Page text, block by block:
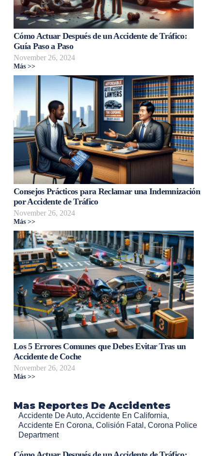
Cómo Actuar Después de un Accidente de Tráfico:
Guía Paso a Paso
November 26, 2024
Más >>
Consejos Prácticos para Reclamar una Indemnización
por Accidente de Tráfico
November 26, 2024
Más >>
Los 5 Errores Comunes que Debes Evitar Tras un
Accidente de Coche
November 26, 2024
Más >>
Mas Reportes De Accidentes
Accidente De Auto, Accidente En California,
Accidente En Corona, Colisión Fatal , Corona Police
Department